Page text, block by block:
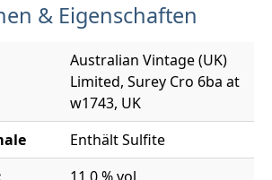
& Eigenschaften
Australian Vintage (UK)
Limited, Surey Cro 6ba at
w1743, UK
Enthält Sulfite